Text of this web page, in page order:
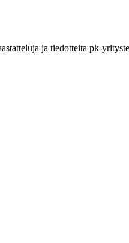
ja tiedotteita pk-